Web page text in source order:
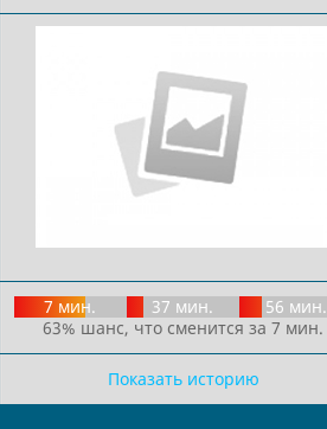
7 мин. 37 мин.
56 мин.
63% шанс, что сменится за 7 мин.
Показать историю